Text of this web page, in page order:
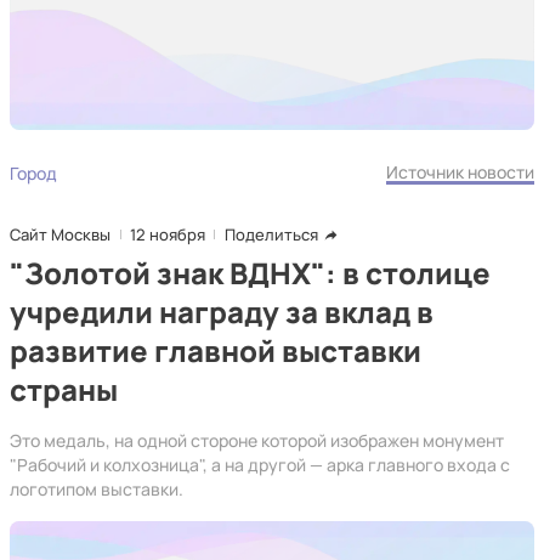
Город Источник новости
Сайт Москвы 12 ноября Поделиться
"Золотой знак ВДНХ": в столице
учредили награду за вклад в
развитие главной выставки
страны
Это медаль, на одной стороне которой изображен монумент
"Рабочий и колхозница", а на другой — арка главного входа с
логотипом выставки.